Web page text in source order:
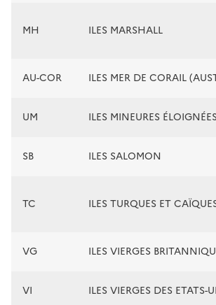
MH ILES MARSHALL
AU-COR ILES MER DE CORAIL
UM ILES MINEURES
SB ILES SALOMON
TC ILES TURQUES ET
VG ILES VIERGES
VI ILES VIERGES DES ETATS-